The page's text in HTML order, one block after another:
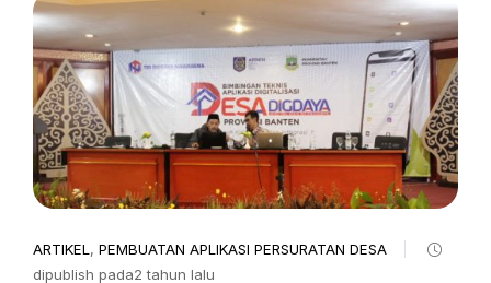
ARTIKEL , PEMBUATAN APLIKASI PERSURATAN DESA
dipublish pada2 tahun lalu